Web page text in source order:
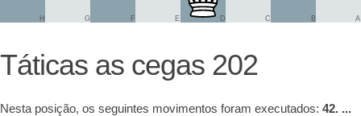
A
B
C
D
E
F
G
H
Táticas as cegas 202
Nesta posição, os seguintes movimentos foram executados: 42. ...